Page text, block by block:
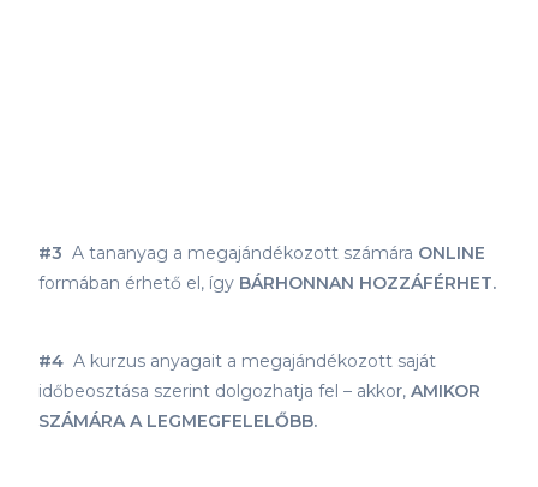
#3 A tananyag a megajándékozott számára ONLINE
formában érhető el, így BÁRHONNAN HOZZÁFÉRHET.
#4 A kurzus anyagait a megajándékozott saját
időbeosztása szerint dolgozhatja fel – akkor,AMIKOR
SZÁMÁRA A LEGMEGFELELŐBB.